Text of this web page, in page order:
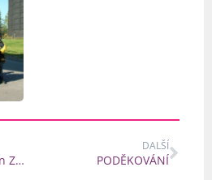
Ve škole proběhl Den Země + FOTO
DALŠÍ
PODĚKOVÁNÍ